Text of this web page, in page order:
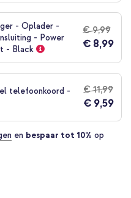
- Oplader -
- Power
- Black
€ 9,99
€ 8,99
telefoonkoord -
€ 11,99
€ 9,59
en bespaar tot 10% op